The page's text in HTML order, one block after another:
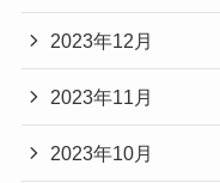
2023年12月
2023年11月
2023年10月